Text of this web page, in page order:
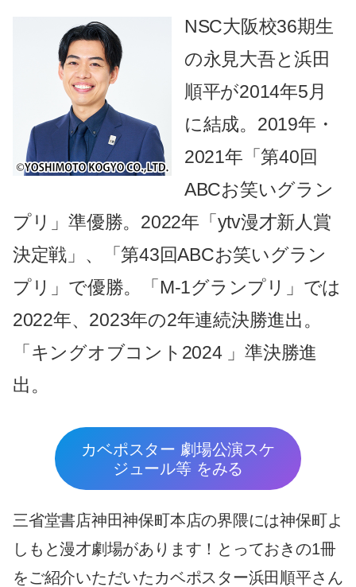
NSC大阪校36期生
の永見大吾と浜田
順平が2014年5月
に結成。2019年・
2021年「第40回
ABCお笑いグラン
プリ」準優勝。2022年「ytv漫才新人賞
決定戦」、「第43回ABCお笑いグラン
プリ」で優勝。「M-1グランプリ」では
2022年、2023年の2年連続決勝進出。
「キングオブコント2024 」準決勝進
出。
カベポスター 劇場公演スケ
ジュール等 をみる
三省堂書店神田神保町本店の界隈には神保町よ
しもと漫才劇場があります！とっておきの1冊
をご紹介いただいたカベポスター浜田順平さん